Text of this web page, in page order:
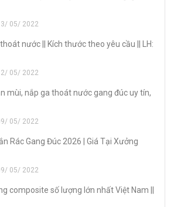
05/ 2022
nước || Kích thước theo yêu cầu || LH:
05/ 2022
mùi, nắp ga thoát nước gang đúc uy tín,
05/ 2022
Rác Gang Đúc 2026 | Giá Tại Xưởng
05/ 2022
composite số lượng lớn nhất Việt Nam ||